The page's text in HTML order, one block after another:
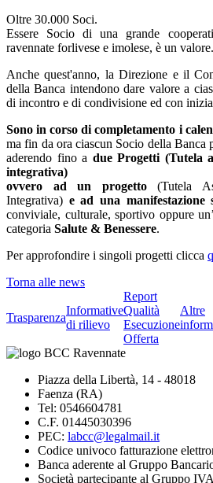
Oltre 30.000 Soci.
Essere Socio di una grande
ravennate forlivese e imolese, è un valore.
Anche quest'anno, la Direzione e il
della Banca intendono dare valore a
di incontro e di condivisione ed con
Sono in corso di completamento i
ma fin da ora ciascun Socio della Banca
aderendo fino a due Progetti (Tutela
integrativa)
ovvero ad un progetto(Tutela
Integrativa) e ad una manifestazione
conviviale, culturale, sportivo oppure
categoria Salute & Benessere.
Per approfondire i singoli progetti clicca
Torna alle news
Trasparenza
Informative
di rilievo
Report
Qualità
Esecuzione
Offerta
Altre
Piazza della Libertà, 14 - 48018
Faenza (RA)
Tel: 0546604781
C.F. 01445030396
PEC: labcc@legalmail.it
Codice univoco fatturazione
Banca aderente al Gruppo
Società partecipante al Gruppo